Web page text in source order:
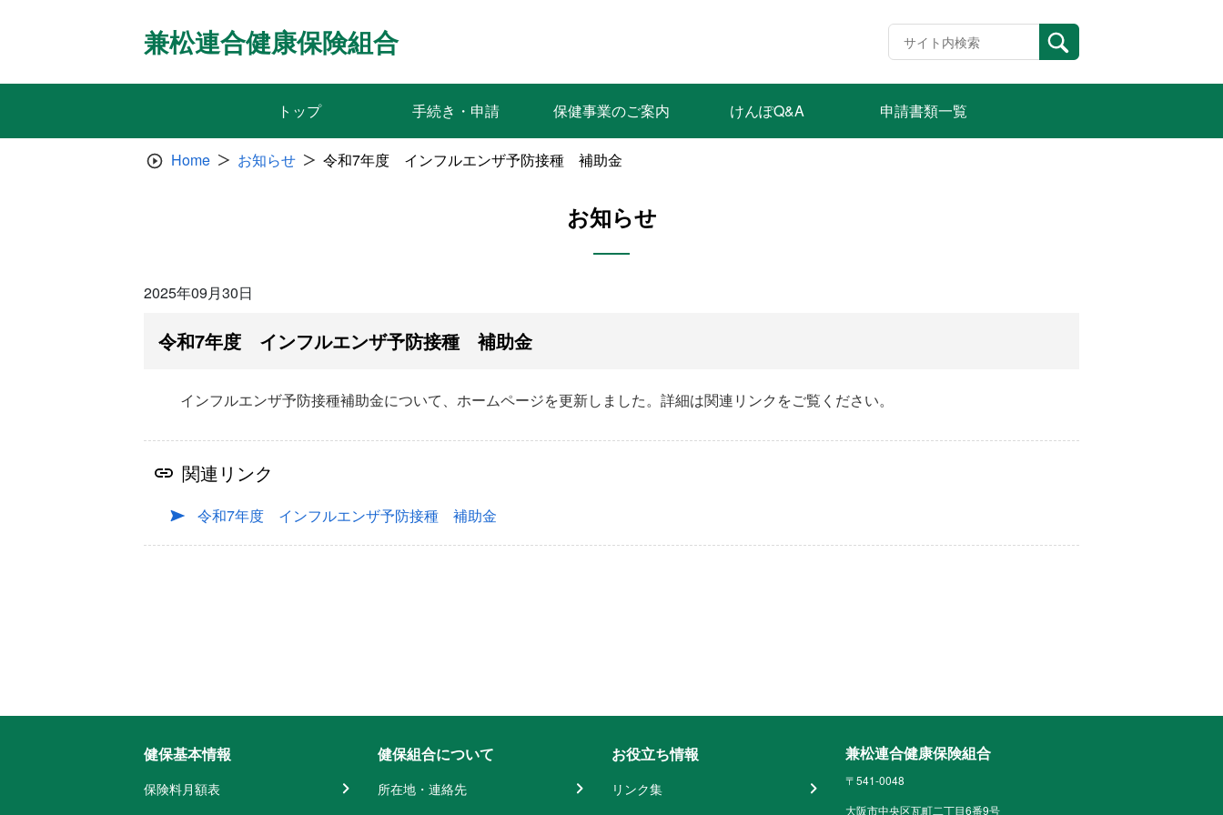
兼松連合健康保険組合
トップ 手続き・申請 保健事業のご案内 けんぽQ&A 申請書類一覧
Home お知らせ 令和7年度 インフルエンザ予防接種 補助金
お知らせ
2025年09月30日
令和7年度 インフルエンザ予防接種 補助金
インフルエンザ予防接種補助金について、ホームページを更新しました。詳細は関連リンクをご覧ください。
関連リンク
令和7年度 インフルエンザ予防接種 補助金
健保基本情報
保険料月額表
健保組合について
所在地・連絡先
お役立ち情報
リンク集
兼松連合健康保険組合
〒541-0048
大阪市中央区瓦町二丁目6番9号